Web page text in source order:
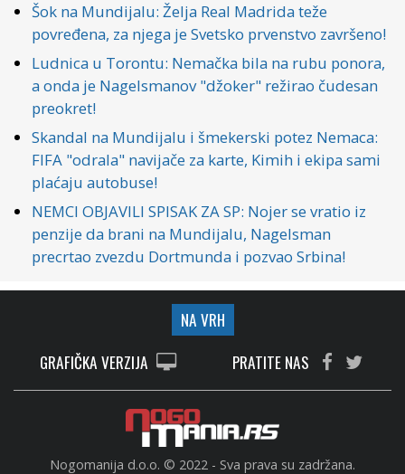
Šok na Mundijalu: Želja Real Madrida teže
povređena, za njega je Svetsko prvenstvo završeno!
Ludnica u Torontu: Nemačka bila na rubu ponora,
a onda je Nagelsmanov "džoker" režirao čudesan
preokret!
Skandal na Mundijalu i šmekerski potez Nemaca:
FIFA "odrala" navijače za karte, Kimih i ekipa sami
plaćaju autobuse!
NEMCI OBJAVILI SPISAK ZA SP: Nojer se vratio iz
penzije da brani na Mundijalu, Nagelsman
precrtao zvezdu Dortmunda i pozvao Srbina!
NA VRH
GRAFIČKA VERZIJA
PRATITE NAS
Nogomanija d.o.o. © 2022 - Sva prava su zadržana.